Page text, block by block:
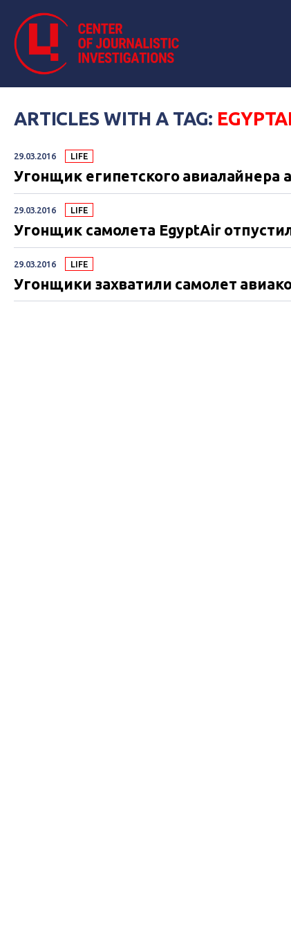
ARTICLES WITH A TAG:
29.03.2016 LIFE
Угонщик египетского авиалайнера
29.03.2016 LIFE
Угонщик самолета EgyptAir
29.03.2016 LIFE
Угонщики захватили самолет